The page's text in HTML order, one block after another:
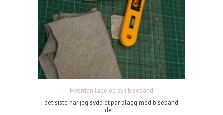
Hvordan lage og sy i bisebånd
I det siste har jeg sydd et par plagg med bisebånd -
det...